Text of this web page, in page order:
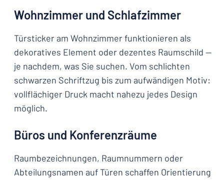
Wohnzimmer und Schlafzimmer
Türsticker am Wohnzimmer funktionieren als
dekoratives Element oder dezentes Raumschild —
je nachdem, was Sie suchen. Vom schlichten
schwarzen Schriftzug bis zum aufwändigen Motiv:
vollflächiger Druck macht nahezu jedes Design
möglich.
Büros und Konferenzräume
Raumbezeichnungen, Raumnummern oder
Abteilungsnamen auf Türen schaffen Orientierung